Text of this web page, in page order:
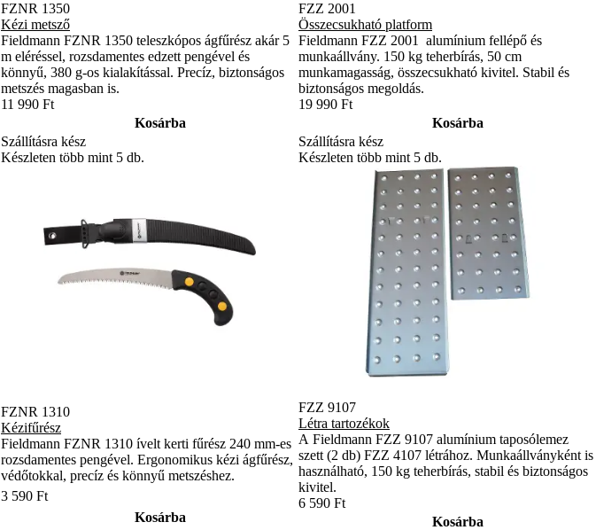
FZNR 1350
Kézi metsző
Fieldmann FZNR 1350 teleszkópos ágfűrész akár 5
m eléréssel, rozsdamentes edzett pengével és
könnyű, 380 g-os kialakítással. Precíz, biztonságos
metszés magasban is.
11 990 Ft
Kosárba
Szállításra kész
Készleten több mint 5 db.
FZZ 2001
Összecsukható platform
Fieldmann FZZ 2001 alumínium fellépő és
munkaállvány. 150 kg teherbírás, 50 cm
munkamagasság, összecsukható kivitel. Stabil és
biztonságos megoldás.
19 990 Ft
Kosárba
Szállításra kész
Készleten több mint 5 db.
FZNR 1310
Kézifűrész
Fieldmann FZNR 1310 ívelt kerti fűrész 240 mm-es
rozsdamentes pengével. Ergonomikus kézi ágfűrész,
védőtokkal, precíz és könnyű metszéshez.
3 590 Ft
Kosárba
FZZ 9107
Létra tartozékok
A Fieldmann FZZ 9107 alumínium taposólemez
szett (2 db) FZZ 4107 létrához. Munkaállványként is
használható, 150 kg teherbírás, stabil és biztonságos
kivitel.
6 590 Ft
Kosárba